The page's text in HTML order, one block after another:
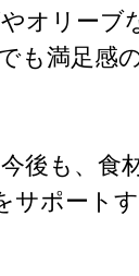
オリーブ
も満足感
後も、食
サポート